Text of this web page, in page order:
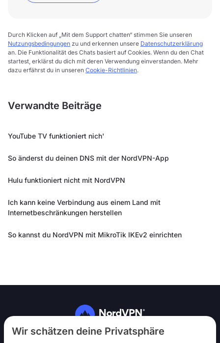
Wir schätzen deine Privatsphäre
Durch Klicken auf „Mit dem Support chatten“ stimmen Sie unseren
Nutzungsbedingungen zu und erkennen unsere Datenschutzerklärung
an. Die Funktionalität des Chats basiert auf Cookies. Wenn du den Chat
startest, erklärst du dich mit deren Verwendung einverstanden. Mehr
dazu erfährst du in unseren Cookie-Richtlinien.
Verwandte Beiträge
YouTube TV funktioniert nich'
So änderst du deinen DNS mit der NordVPN-App
Hulu funktioniert nicht mit NordVPN
Ich kann keine Verbindung aus einem Land mit
Internetbeschränkungen herstellen
So kannst du NordVPN mit MikroTik IKEv2 einrichten
Folg uns